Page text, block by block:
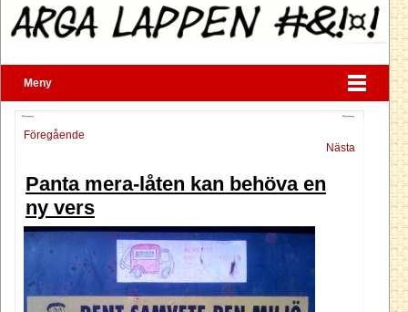
Meny
Föregående
Nästa
Panta mera-låten kan behöva en
ny vers